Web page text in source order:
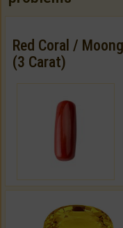
Red Coral /
(3 Carat)